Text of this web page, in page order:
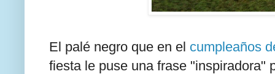
El palé negro que en el cumpleaños
fiesta le puse una frase "inspiradora"